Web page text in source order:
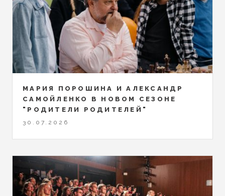
МАРИЯ ПОРОШИНА И АЛЕКСАНДР
САМОЙЛЕНКО В НОВОМ СЕЗОНЕ
"РОДИТЕЛИ РОДИТЕЛЕЙ"
30.07.2026